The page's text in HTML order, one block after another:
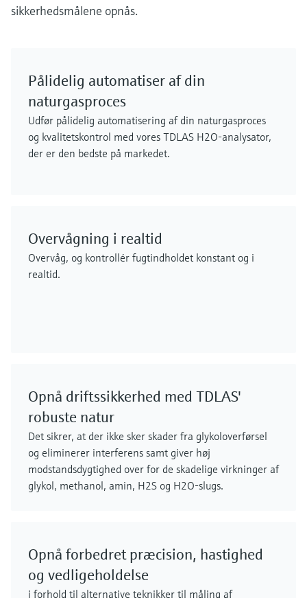
sikkerhedsmålene opnås.
Pålidelig automatiser af din
naturgasproces
Udfør pålidelig automatisering af din naturgasproces
og kvalitetskontrol med vores TDLAS H2O-analysator,
der er den bedste på markedet.
Overvågning i realtid
Overvåg, og kontrollér fugtindholdet konstant og i
realtid.
Opnå driftssikkerhed med TDLAS'
robuste natur
Det sikrer, at der ikke sker skader fra glykoloverførsel
og eliminerer interferens samt giver høj
modstandsdygtighed over for de skadelige virkninger af
glykol, methanol, amin, H2S og H2O-slugs.
Opnå forbedret præcision, hastighed
og vedligeholdelse
i forhold til alternative teknikker til måling af